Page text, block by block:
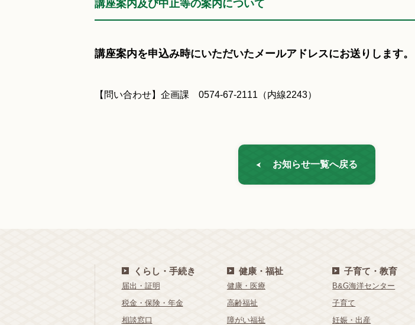
講座案内及び中止等の案内について
講座案内を申込み時にいただいたメールアドレスにお送りします。
【問い合わせ】企画課 0574-67-2111（内線2243）
お知らせ一覧へ戻る
くらし・手続き
届出・証明
税金・保険・年金
相談窓口
健康・福祉
健康・医療
高齢福祉
障がい福祉
子育て・教育
B&G海洋センター
子育て
妊娠・出産